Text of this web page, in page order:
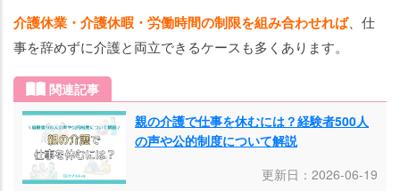
介護休業・介護休暇・労働時間の制限を組み合わせれば、仕
事を辞めずに介護と両立できるケースも多くあります。
関連記事
親の介護で仕事を休むには？経験者500人
の声や公的制度について解説
更新日：2026-06-19